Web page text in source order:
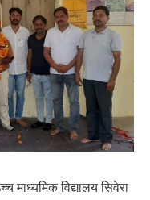
माध्यमिक विद्यालय सिवेरा